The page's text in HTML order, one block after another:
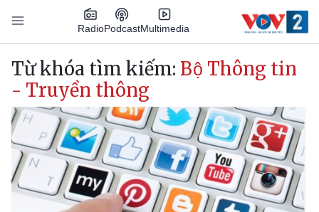
Nhảy đến nội dung
RadioPodcastMultimedia
Main navigation
Từ khóa tìm kiếm: Bộ Thông tin
- Truyền thông